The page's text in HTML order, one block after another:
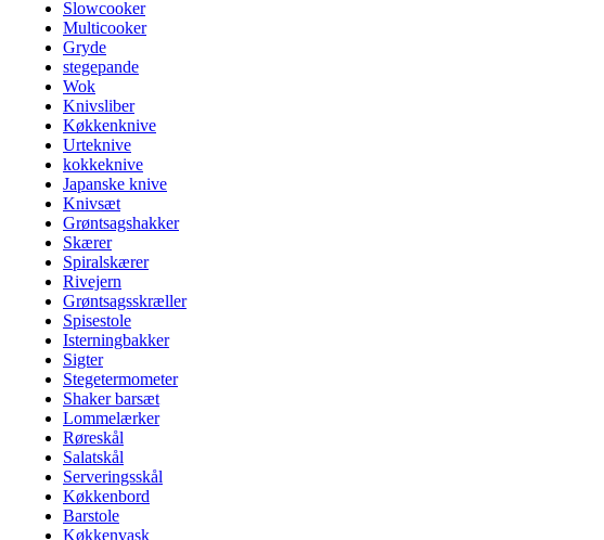
Slowcooker
Multicooker
Gryde
stegepande
Wok
Knivsliber
Køkkenknive
Urteknive
kokkeknive
Japanske knive
Knivsæt
Grøntsagshakker
Skærer
Spiralskærer
Rivejern
Grøntsagsskræller
Spisestole
Isterningbakker
Sigter
Stegetermometer
Shaker barsæt
Lommelærker
Røreskål
Salatskål
Serveringsskål
Køkkenbord
Barstole
Køkkenvask